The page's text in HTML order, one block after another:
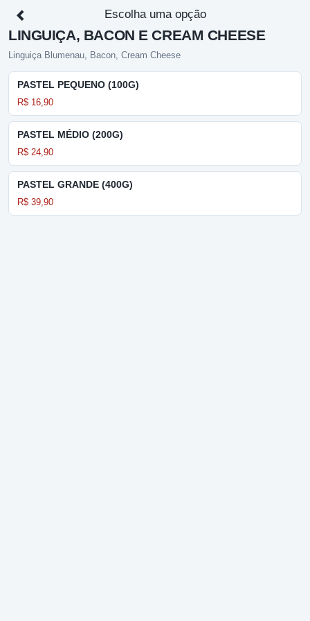
Escolha uma opção
LINGUIÇA, BACON E CREAM CHEESE
Linguiça Blumenau, Bacon, Cream Cheese
PASTEL PEQUENO (100G)
R$ 16,90
PASTEL MÉDIO (200G)
R$ 24,90
PASTEL GRANDE (400G)
R$ 39,90